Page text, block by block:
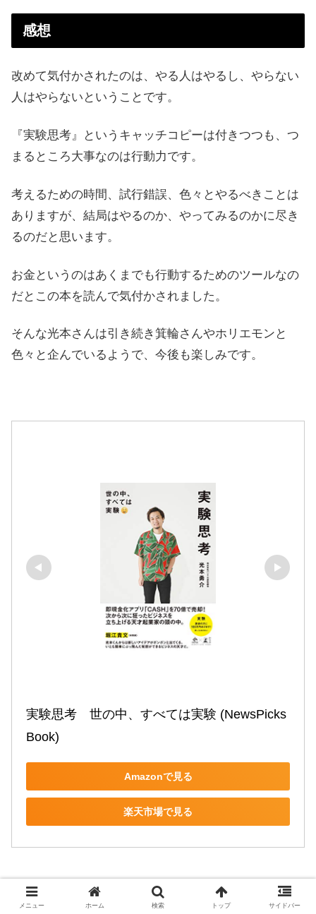
感想
改めて気付かされたのは、やる人はやるし、やらない
人はやらないということです。
『実験思考』というキャッチコピーは付きつつも、つ
まるところ大事なのは行動力です。
考えるための時間、試行錯誤、色々とやるべきことは
ありますが、結局はやるのか、やってみるのかに尽き
るのだと思います。
お金というのはあくまでも行動するためのツールなの
だとこの本を読んで気付かされました。
そんな光本さんは引き続き箕輪さんやホリエモンと
色々と企んでいるようで、今後も楽しみです。
実験思考　世の中、すべては実験 (NewsPicks
Book)
Amazonで見る
楽天市場で見る
メニュー ホーム 検索 トップ サイドバー